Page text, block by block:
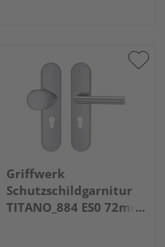
Griffwerk
Schutzschildgarnitur
TITANO_884 ES0 72mm